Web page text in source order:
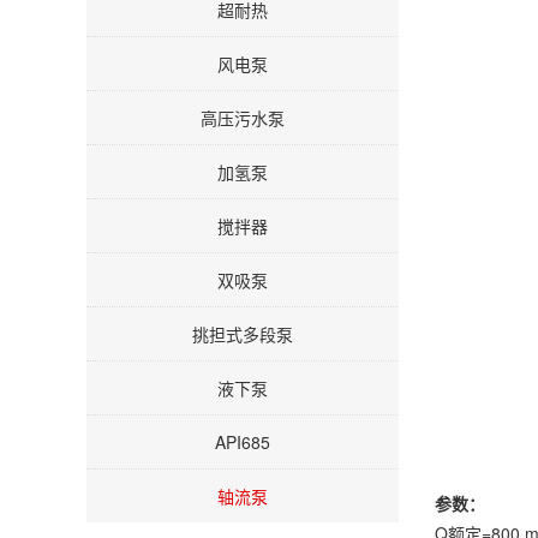
超耐热
风电泵
高压污水泵
加氢泵
搅拌器
双吸泵
挑担式多段泵
液下泵
API685
轴流泵
参数：
Q额定=800